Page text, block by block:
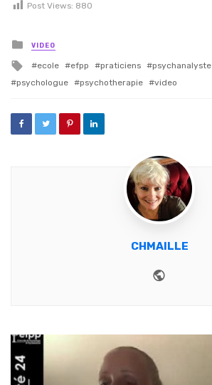
Post Views: 880
Posted in
VIDEO
Tagged with
ecole efpp praticiens psychanalyste
psychologue
psychotherapie video
CHMAILLE